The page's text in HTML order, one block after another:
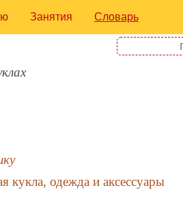
Занятия Словарь
кукла, одежда и аксессуары